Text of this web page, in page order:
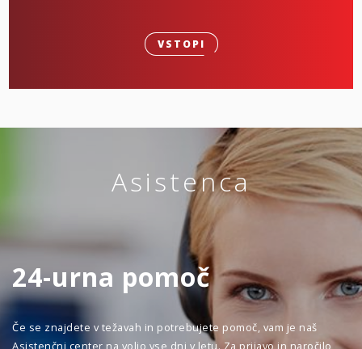
VSTOPI
Asistenca
24-urna pomoč
Če se znajdete v težavah in potrebujete pomoč, vam je naš
Asistenčni center na voljo vse dni v letu. Za prijavo in naročilo